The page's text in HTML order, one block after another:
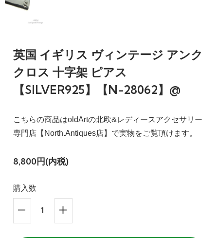
英国 イギリス ヴィンテージ アンク
クロス 十字架 ピアス
【SILVER925】【N-28062】@
こちらの商品はoldArtの北欧&レディースアクセサリー
専門店【North.Antiques店】で実物をご覧頂けます。
8,800円(内税)
購入数